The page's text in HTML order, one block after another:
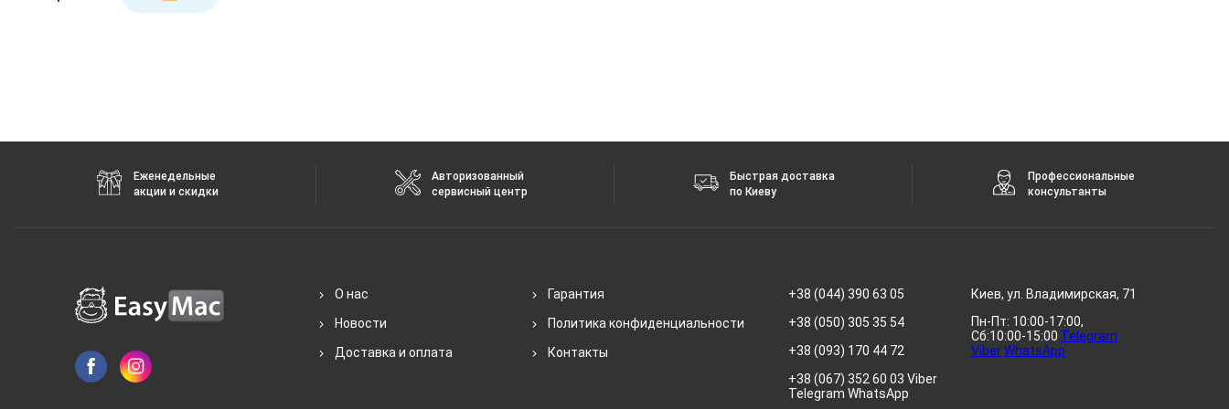
Еженедельные
акции и скидки
Авторизованный
сервисный центр
Быстрая доставка
по Киеву
Профессиональные
консультанты
О нас
Новости
Доставка и оплата
Гарантия
Политика конфиденциальности
Контакты
+38 (044) 390 63 05
+38 (050) 305 35 54
+38 (093) 170 44 72
+38 (067) 352 60 03 Viber
Telegram WhatsApp
Киев, ул. Владимирская, 71
Пн-Пт: 10:00-17:00,
Сб:10:00-15:00 Telegram
ViberWhatsApp